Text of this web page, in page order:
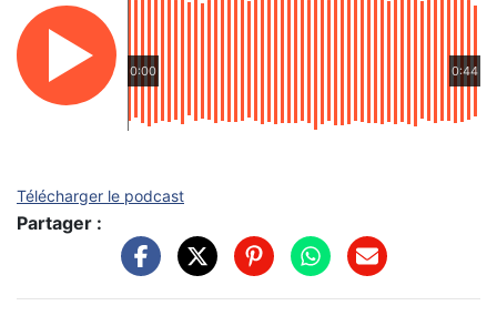
0:00 0:44
Télécharger le podcast
Partager :